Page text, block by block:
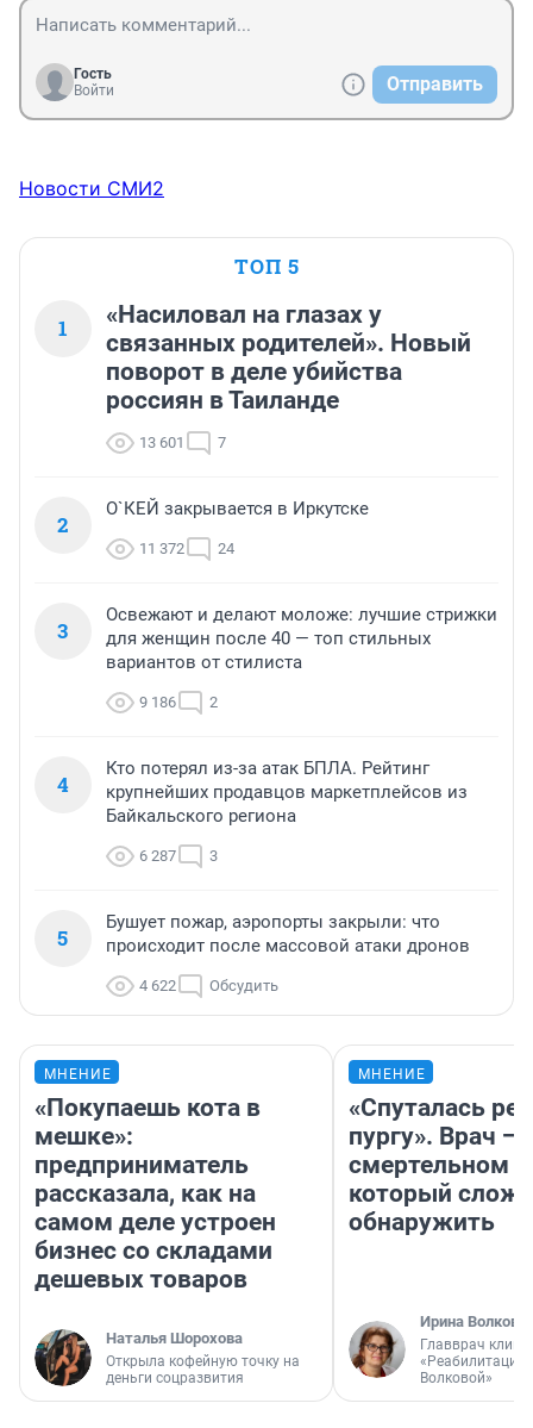
Гость
Войти
Отправить
Новости СМИ2
ТОП 5
1
«Насиловал на глазах у
связанных родителей». Новый
поворот в деле убийства
россиян в Таиланде
13 601 7
2
О`КЕЙ закрывается в Иркутске
11 372 24
3
Освежают и делают моложе: лучшие стрижки
для женщин после 40 — топ стильных
вариантов от стилиста
9 186 2
4
Кто потерял из-за атак БПЛА. Рейтинг
крупнейших продавцов маркетплейсов из
Байкальского региона
6 287 3
5
Бушует пожар, аэропорты закрыли: что
происходит после массовой атаки дронов
4 622 Обсудить
МНЕНИЕ
«Покупаешь кота в
мешке»:
предприниматель
рассказала, как на
самом деле устроен
бизнес со складами
дешевых товаров
Наталья Шорохова
Открыла кофейную точку на
деньги соцразвития
МНЕНИЕ
«Спуталась
пургу». Врач —
смертельном
который
обнаружить
Ирина Волкова
Главврач
«Реабилитация
Волковой»